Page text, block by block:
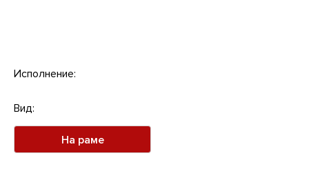
Исполнение:
Вид:
На раме